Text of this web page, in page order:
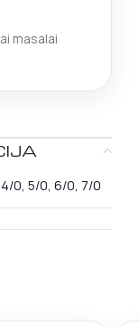
masalai
0, 5/0, 6/0, 7/0